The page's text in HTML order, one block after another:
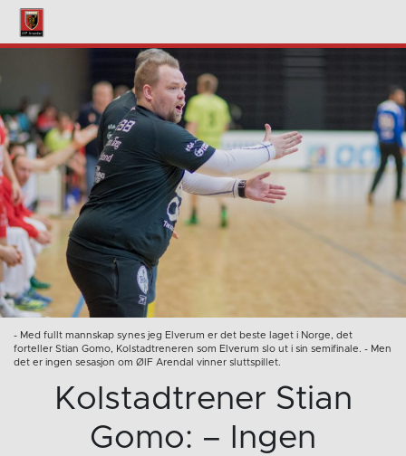
- Med fullt mannskap synes jeg Elverum er det beste laget i Norge, det
forteller Stian Gomo, Kolstadtreneren som Elverum slo ut i sin semifinale. - Men
det er ingen sesasjon om ØIF Arendal vinner sluttspillet.
Kolstadtrener Stian
Gomo: – Ingen